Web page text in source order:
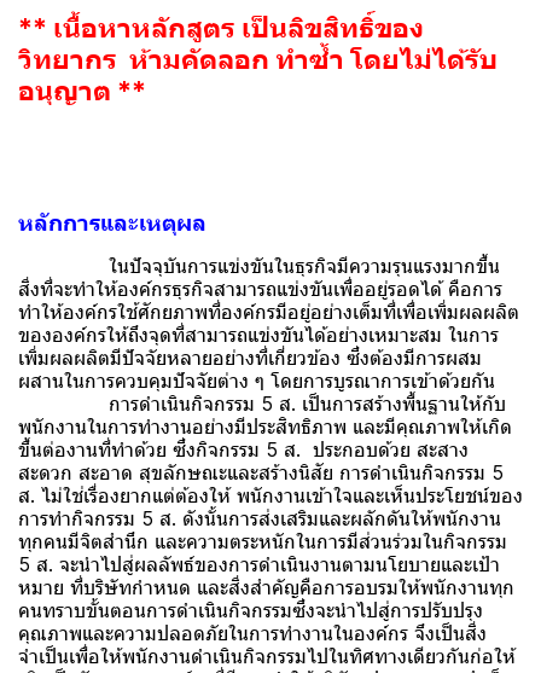
** เนื้อหาหลักสูตร เป็นลิขสิทธิ์ของ
วิทยากร ห้ามคัดลอก ทำซ้ำ โดยไม่ได้รับ
อนุญาต **
หลักการและเหตุผล
ในปัจจุบันการแข่งขันในธุรกิจมีความรุนแรงมากขึ้น
สิ่งที่จะทำให้องค์กรธุรกิจสามารถแข่งขันเพื่ออยู่รอดได้ คือการ
ทำให้องค์กรใช้ศักยภาพที่องค์กรมีอยู่อย่างเต็มที่เพื่อเพิ่มผลผลิต
ขององค์กรให้ถึงจุดที่สามารถแข่งขันได้อย่างเหมาะสม ในการ
เพิ่มผลผลิตมีปัจจัยหลายอย่างที่เกี่ยวข้อง ซึ่งต้องมีการผสม
ผสานในการควบคุมปัจจัยต่าง ๆ โดยการบูรณาการเข้าด้วยกัน
การดำเนินกิจกรรม 5 ส. เป็นการสร้างพื้นฐานให้กับ
พนักงานในการทำงานอย่างมีประสิทธิภาพ และมีคุณภาพให้เกิด
ขึ้นต่องานที่ทำด้วย ซึ่งกิจกรรม 5 ส. ประกอบด้วย สะสาง
สะดวก สะอาด สุขลักษณะและสร้างนิสัย การดำเนินกิจกรรม 5
ส. ไม่ใช่เรื่องยากแต่ต้องให้ พนักงานเข้าใจและเห็นประโยชน์ของ
การทำกิจกรรม 5 ส. ดังนั้นการส่งเสริมและผลักดันให้พนักงาน
ทุกคนมีจิตสำนึก และความตระหนักในการมีส่วนร่วมในกิจกรรม
5 ส. จะนำไปสู่ผลลัพธ์ของการดำเนินงานตามนโยบายและเป้า
หมาย ที่บริษัทกำหนด และสิ่งสำคัญคือการอบรมให้พนักงานทุก
คนทราบขั้นตอนการดำเนินกิจกรรมซึ่งจะนำไปสู่การปรับปรุง
คุณภาพและความปลอดภัยในการทำงานในองค์กร จึงเป็นสิ่ง
จำเป็นเพื่อให้พนักงานดำเนินกิจกรรมไปในทิศทางเดียวกันก่อให้